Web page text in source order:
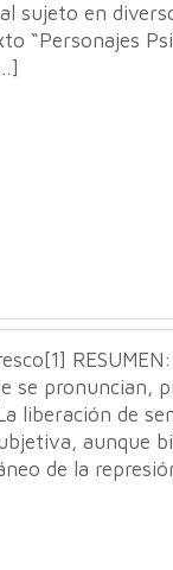
sujeto en
“Personajes
se pronuncian,
liberación de
aunque
de la